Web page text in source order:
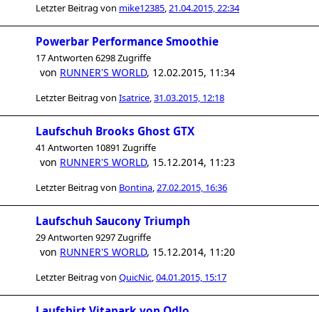
Letzter Beitrag von mike12385,21.04.2015, 22:34
Powerbar Performance Smoothie
17 Antworten 6298 Zugriffe
von RUNNER'S WORLD, 12.02.2015, 11:34
Letzter Beitrag von Isatrice,31.03.2015, 12:18
Laufschuh Brooks Ghost GTX
41 Antworten 10891 Zugriffe
von RUNNER'S WORLD, 15.12.2014, 11:23
Letzter Beitrag von Bontina,27.02.2015, 16:36
Laufschuh Saucony Triumph
29 Antworten 9297 Zugriffe
von RUNNER'S WORLD, 15.12.2014, 11:20
Letzter Beitrag von QuicNic,04.01.2015, 15:17